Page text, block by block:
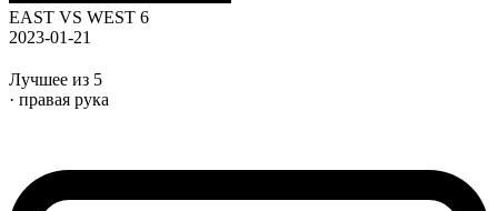
EAST VS WEST 6
2023-01-21
Лучшее из 5
· правая рука